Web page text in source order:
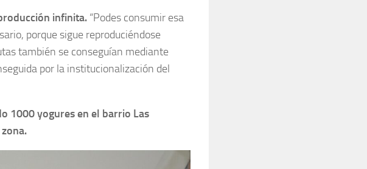
infinita. “Podes consumir esa
porque sigue reproduciéndose
también se conseguían mediante
por la institucionalización del
1000 yogures en el barrio Las